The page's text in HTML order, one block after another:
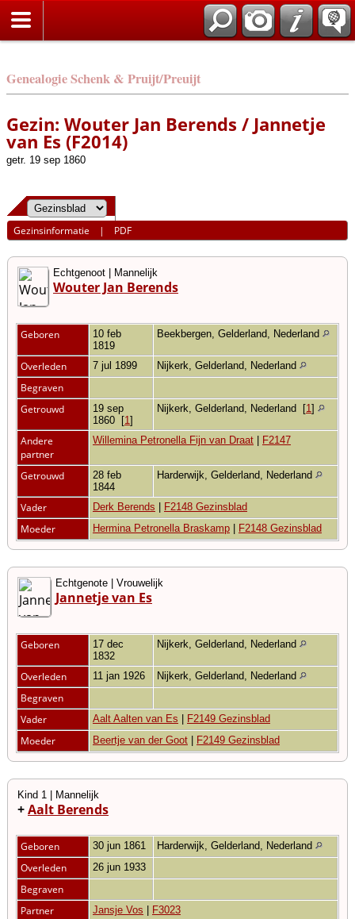
Genealogie Schenk & Pruijt/Preuijt
Gezin: Wouter Jan Berends / Jannetje
van Es (F2014)
getr. 19 sep 1860
Gezinsinformatie | PDF
Echtgenoot | Mannelijk
Wouter Jan Berends
Geboren
10 feb
1819
Beekbergen, Gelderland, Nederland
Overleden 7 jul 1899 Nijkerk, Gelderland, Nederland
Begraven
Getrouwd
19 sep
1860
[1]
Nijkerk, Gelderland, Nederland [1]
Andere
partner
Willemina Petronella Fijn van Draat F2147
Getrouwd
28 feb
1844
Harderwijk, Gelderland, Nederland
Vader Derk Berends F2148 Gezinsblad
Moeder Hermina Petronella Braskamp F2148 Gezinsblad
Echtgenote | Vrouwelijk
Jannetje van Es
Geboren
17 dec
1832
Nijkerk, Gelderland, Nederland
Overleden 11 jan 1926 Nijkerk, Gelderland, Nederland
Begraven
Vader
Aalt Aalten van Es F2149 Gezinsblad
Moeder Beertje van der Goot F2149 Gezinsblad
Kind 1 | Mannelijk
+Aalt Berends
Geboren 30 jun 1861 Harderwijk, Gelderland, Nederland
Overleden 26 jun 1933
Begraven
Partner
Jansje Vos F3023